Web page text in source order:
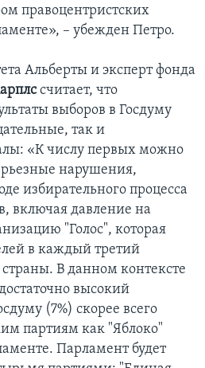
правоцентристских
– убежден Петро.
Альберты и эксперт фонда
считает, что
выборов в Госдуму
так и
«К числу первых можно
нарушения,
избирательного процесса
включая давление на
"Голос", которая
в каждый третий
В данном контексте
высокий
(7%) скорее всего
партиям как "Яблоко"
Парламент будет